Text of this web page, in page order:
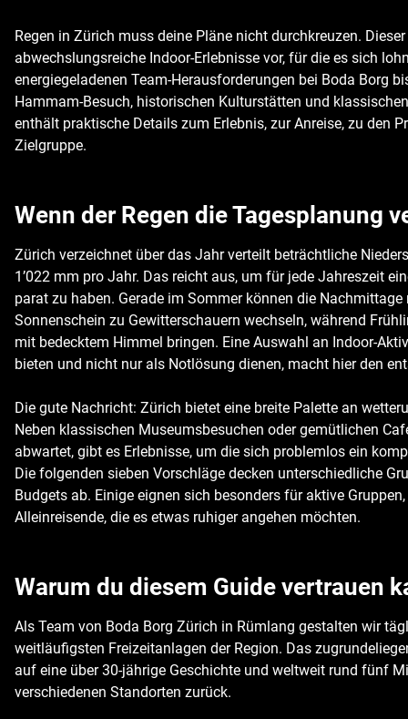
Regen in Zürich muss deine Pläne nicht durchkreuzen.
abwechslungsreiche Indoor-Erlebnisse vor, für die es sich
energiegeladenen Team-Herausforderungen bei Boda Borg
Hammam-Besuch, historischen Kulturstätten und
enthält praktische Details zum Erlebnis, zur Anreise, zu den
Zielgruppe.
Wenn der Regen die Tagesplanung
Zürich verzeichnet über das Jahr verteilt beträchtliche
1’022 mm pro Jahr. Das reicht aus, um für jede Jahreszeit
parat zu haben. Gerade im Sommer können die
Sonnenschein zu Gewitterschauern wechseln, während
mit bedecktem Himmel bringen. Eine Auswahl an Indoor-
bieten und nicht nur als Notlösung dienen, macht hier den
Die gute Nachricht: Zürich bietet eine breite Palette an
Neben klassischen Museumsbesuchen oder gemütlichen
abwartet, gibt es Erlebnisse, um die sich problemlos ein
Die folgenden sieben Vorschläge decken unterschiedliche
Budgets ab. Einige eignen sich besonders für aktive
Alleinreisende, die es etwas ruhiger angehen möchten.
Warum du diesem Guide vertrauen
Als Team von Boda Borg Zürich in Rümlang gestalten wir
weitläufigsten Freizeitanlagen der Region. Das
auf eine über 30-jährige Geschichte und weltweit rund fünf
verschiedenen Standorten zurück.